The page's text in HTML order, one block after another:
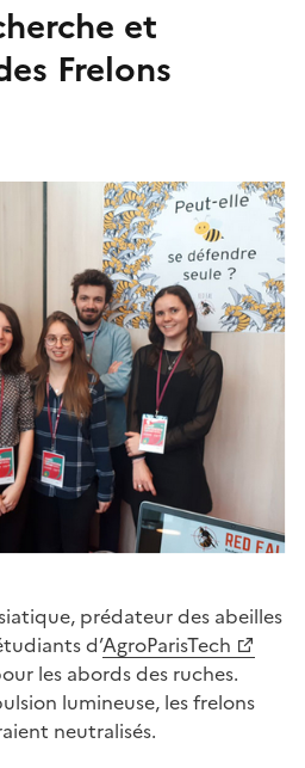
et
Frelons
prédateur des abeilles
d’AgroParisTech
les abords des ruches.
lumineuse, les frelons
neutralisés.